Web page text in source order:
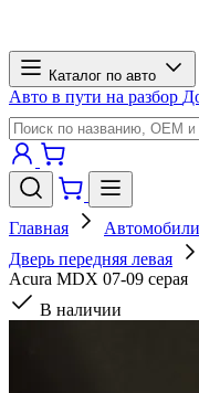
Каталог по авто
Авто в пути на разбор
Главная Автомобили
Дверь передняя левая
Acura MDX 07-09 серая
В наличии